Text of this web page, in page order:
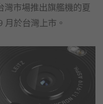
灣市場推出旗艦機的夏
於台灣上市。